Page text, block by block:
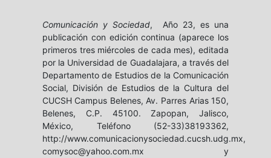
Comunicación y Sociedad, Año 23, es una
publicación con edición continua (aparece los
primeros tres miércoles de cada mes), editada
por la Universidad de Guadalajara, a través del
Departamento de Estudios de la Comunicación
Social, División de Estudios de la Cultura del
CUCSH Campus Belenes, Av. Parres Arias 150,
Belenes, C.P. 45100. Zapopan, Jalisco,
México, Teléfono (52-33)38193362,
http://www.comunicacionysociedad.cucsh.udg.mx,
comysoc@yahoo.com.mx y